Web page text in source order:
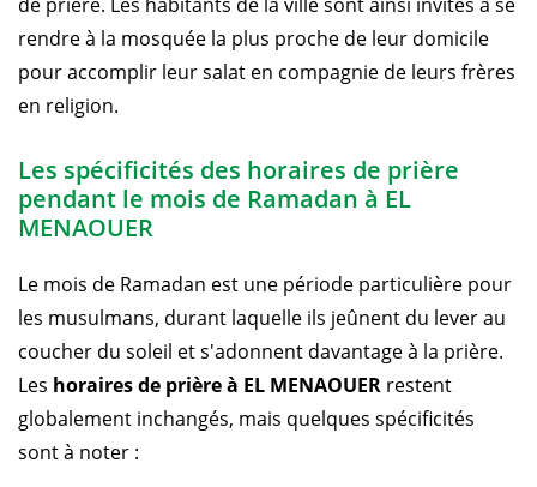
rendre à la mosquée la plus proche de leur domicile
pour accomplir leur salat en compagnie de leurs frères
en religion.
Les spécificités des horaires de prière
pendant le mois de Ramadan à EL
MENAOUER
Le mois de Ramadan est une période particulière pour
les musulmans, durant laquelle ils jeûnent du lever au
coucher du soleil et s'adonnent davantage à la prière.
Les horaires de prière à EL MENAOUER restent
globalement inchangés, mais quelques spécificités
sont à noter :